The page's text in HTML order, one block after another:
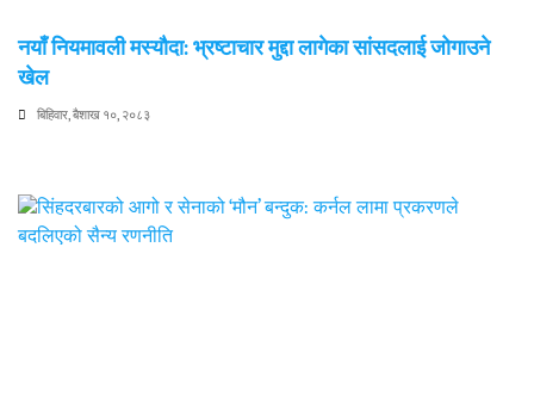
नयाँ नियमावली मस्यौदा: भ्रष्टाचार मुद्दा लागेका सांसदलाई जोगाउने
खेल
बिहिवार, बैशाख १०, २०८३